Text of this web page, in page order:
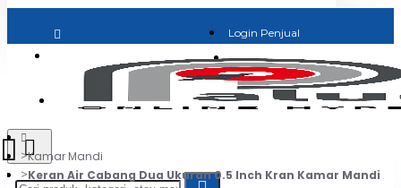
Login Penjual
Jadi Penjual
Kamar Mandi
Keran Air Cabang Dua Ukuran 0.5 Inch Kran Kamar Mandi